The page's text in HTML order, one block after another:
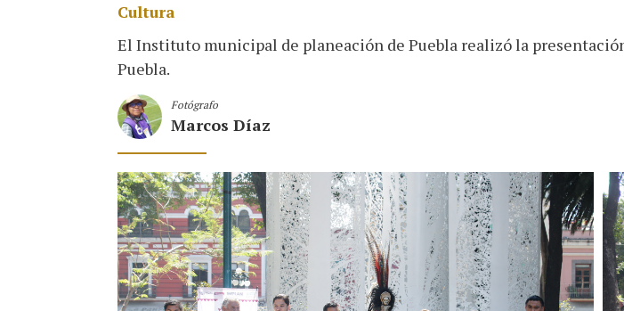
Cultura
El Instituto municipal de planeación de Puebla realizó la
Puebla.
Fotógrafo
Marcos Díaz